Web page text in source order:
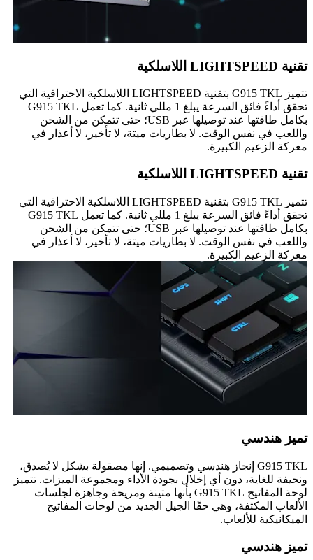
تقنية LIGHTSPEED اللاسلكية
تتميز G915 TKL بتقنية LIGHTSPEED اللاسلكية الاحترافية التي
تحقق أداءً فائق السرعة يبلغ 1 مللي ثانية. كما تعمل G915 TKL
بكامل طاقتها عند توصيلها عبر USB؛ حتى تتمكن من الشحن
واللعب في نفس الوقت. لا بطاريات ميتة، لا تأخير، لا أعذار في
معركة الزعيم الكبيرة.
تقنية LIGHTSPEED اللاسلكية
تتميز G915 TKL بتقنية LIGHTSPEED اللاسلكية الاحترافية التي
تحقق أداءً فائق السرعة يبلغ 1 مللي ثانية. كما تعمل G915 TKL
بكامل طاقتها عند توصيلها عبر USB؛ حتى تتمكن من الشحن
واللعب في نفس الوقت. لا بطاريات ميتة، لا تأخير، لا أعذار في
معركة الزعيم الكبيرة.
تميز هندسي
G915 TKL إنجاز هندسي وتصميمي. إنها مصقولة بشكل لا يُصدق،
ونحيفة للغاية، دون أي إخلال بجودة الأداء ومجموعة الميزات. تتميز
لوحة المفاتيح G915 TKL بأنها متينة ومريحة وجاهزة لجلسات
الألعاب المكثفة، وهي حقًا الجيل الجديد من لوحات المفاتيح
الميكانيكية للألعاب.
تميز هندسي